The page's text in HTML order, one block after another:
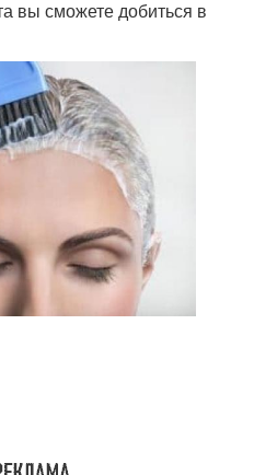
вы сможете добиться в